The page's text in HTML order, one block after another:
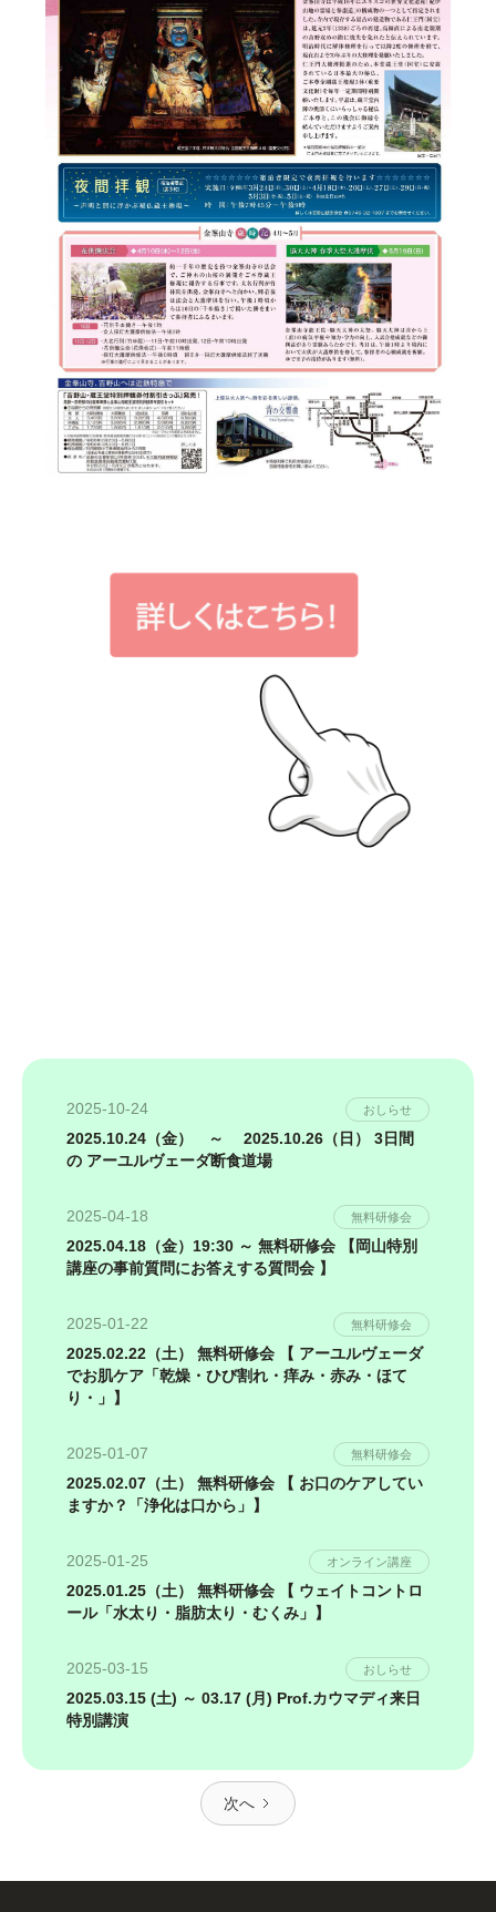
2025-10-24 おしらせ
2025.10.24（金） ～ 2025.10.26（日） 3日間
の アーユルヴェーダ断食道場
2025-04-18 無料研修会
2025.04.18（金）19:30 ～ 無料研修会 【岡山特別
講座の事前質問にお答えする質問会 】
2025-01-22 無料研修会
2025.02.22（土） 無料研修会 【 アーユルヴェーダ
でお肌ケア「乾燥・ひび割れ・痒み・赤み・ほて
り・」】
2025-01-07 無料研修会
2025.02.07（土） 無料研修会 【 お口のケアしてい
ますか？「浄化は口から」】
2025-01-25 オンライン講座
2025.01.25（土） 無料研修会 【 ウェイトコントロ
ール「水太り・脂肪太り・むくみ」】
2025-03-15 おしらせ
2025.03.15 (土) ～ 03.17 (月) Prof.カウマディ来日
特別講演
次へ